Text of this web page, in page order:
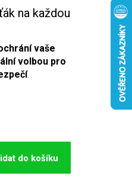
do košíku
na každou
vaše
volbou pro
.